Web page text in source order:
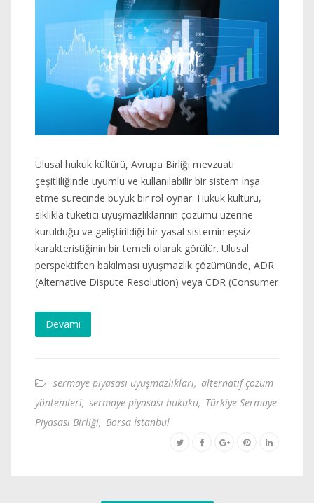
Ulusal hukuk kültürü, Avrupa Birliği mevzuatı
çeşitliliğinde uyumlu ve kullanılabilir bir sistem inşa
etme sürecinde büyük bir rol oynar. Hukuk kültürü,
sıklıkla tüketici uyuşmazlıklarının çözümü üzerine
kurulduğu ve geliştirildiği bir yasal sistemin eşsiz
karakteristiğinin bir temeli olarak görülür. Ulusal
perspektiften bakılması uyuşmazlık çözümünde, ADR
(Alternative Dispute Resolution) veya CDR (Consumer
Devamı
sermaye piyasası uyuşmazlıkları, alternatif çözüm
yöntemleri, sermaye piyasası hukuku, Türkiye Sermaye
Piyasası Birliği, Borsa İstanbul